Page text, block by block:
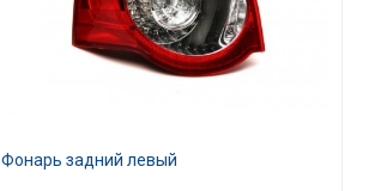
Фонарь задний левый